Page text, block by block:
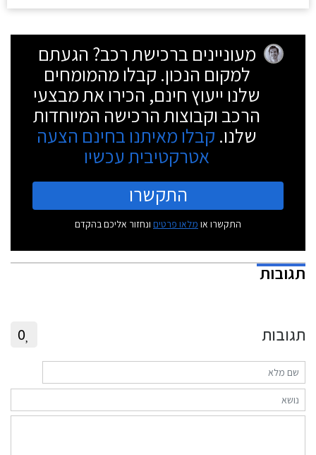
מעוניינים ברכישת רכב? הגעתם
למקום הנכון. קבלו מהמומחים
שלנו ייעוץ חינם, הכירו את מבצעי
הרכב וקבוצות הרכישה המיוחדות
שלנו. קבלו מאיתנו בחינם הצעה
אטרקטיבית עכשיו
התקשרו
התקשרו או מלאו פרטים ונחזור אליכם בהקדם
תגובות
תגובות 0